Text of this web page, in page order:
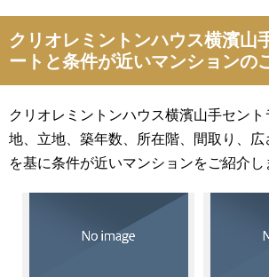
クリオレミントンハウス横濱山
ートと条件が近いマンションの
クリオレミントンハウス横濱山手セン
地、立地、築年数、所在階、間取り、広
を基に条件が近いマンションをご紹介し